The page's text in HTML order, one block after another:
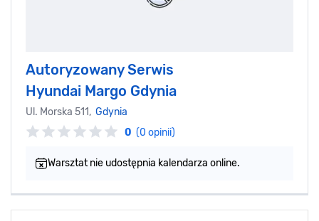
Autoryzowany Serwis
Hyundai Margo Gdynia
Ul. Morska 511, Gdynia
0 (0 opinii)
Warsztat nie udostępnia kalendarza online.